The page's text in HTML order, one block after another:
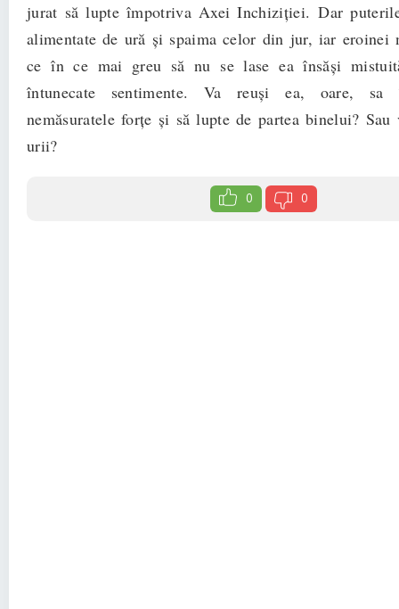
jurat să lupte împotriva Axei Inchiziției. Dar
alimentate de ură și spaima celor din jur, iar eroinei
ce în ce mai greu să nu se lase ea însăși
întunecate sentimente. Va reuși ea, oare, sa
nemăsuratele forțe și să lupte de partea binelui? Sau
urii?
0 0